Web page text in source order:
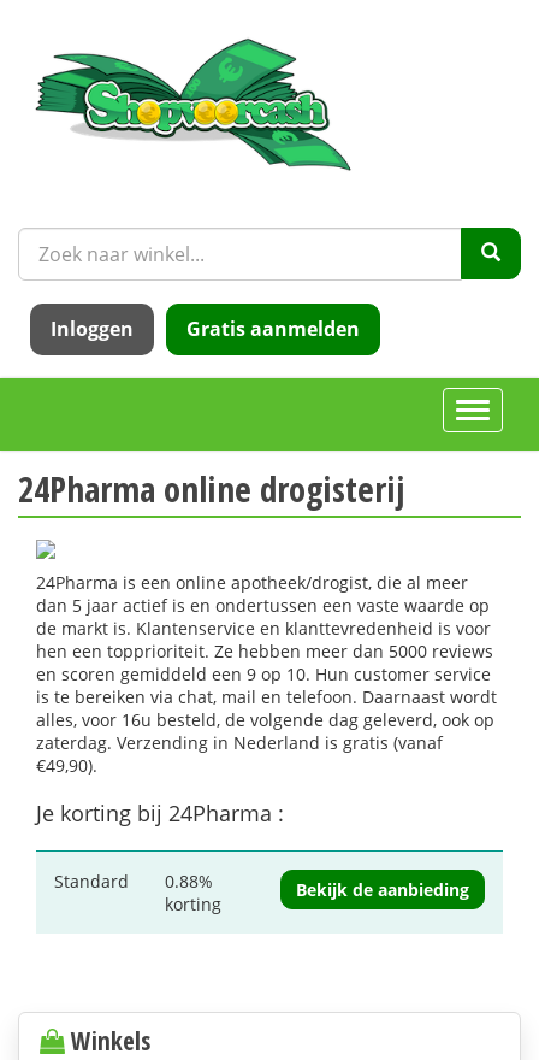
Inloggen Gratis aanmelden
Toggle
24Pharma online drogisterij
24Pharma is een online apotheek/drogist, die al meer
dan 5 jaar actief is en ondertussen een vaste waarde op
de markt is. Klantenservice en klanttevredenheid is voor
hen een topprioriteit. Ze hebben meer dan 5000 reviews
en scoren gemiddeld een 9 op 10. Hun customer service
is te bereiken via chat, mail en telefoon. Daarnaast wordt
alles, voor 16u besteld, de volgende dag geleverd, ook op
zaterdag. Verzending in Nederland is gratis (vanaf
€49,90).
Je korting bij 24Pharma :
Standard
0.88%
korting
Bekijk de aanbieding
Winkels